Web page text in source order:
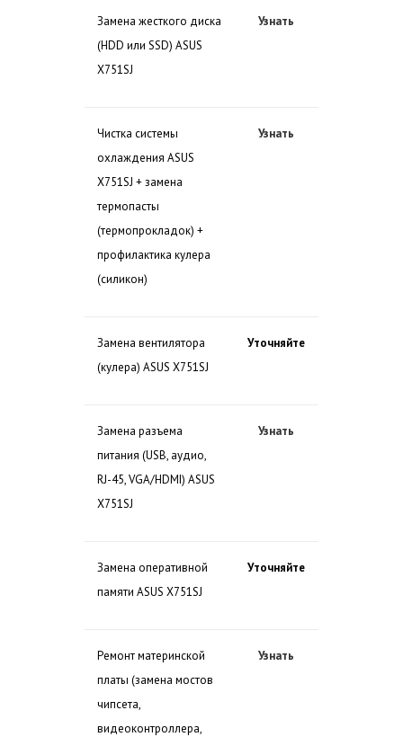
Замена жесткого диска
(HDD или SSD) ASUS
X751SJ
Узнать
Чистка системы
охлаждения ASUS
X751SJ + замена
термопасты
(термопрокладок) +
профилактика кулера
(силикон)
Узнать
Замена вентилятора
(кулера) ASUS X751SJ
Уточняйте
Замена разъема
питания (USB, аудио,
RJ-45, VGA/HDMI) ASUS
X751SJ
Узнать
Замена оперативной
памяти ASUS X751SJ
Уточняйте
Ремонт материнской
платы (замена мостов
чипсета,
видеоконтроллера,
Узнать